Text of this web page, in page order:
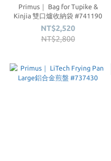
Primus｜ Bag for Tupike &
Kinjia 雙口爐收納袋 #741190
NT$2,520
NT$2,800